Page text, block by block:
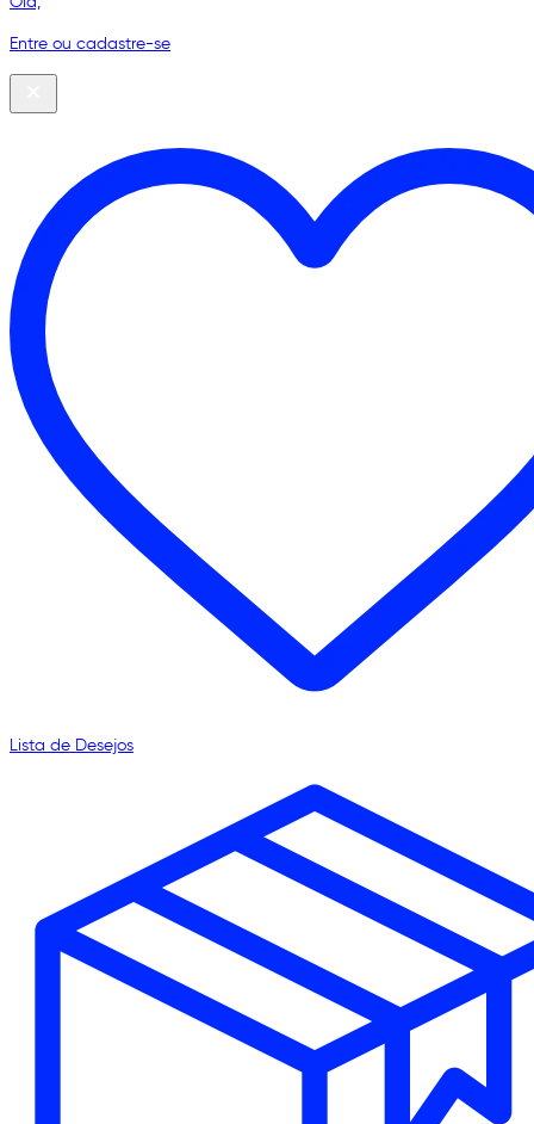
Entre ou cadastre-se
Lista de Desejos